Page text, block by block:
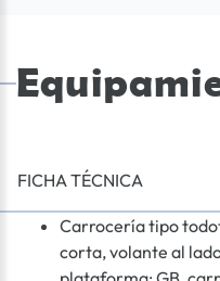
FICHA TÉCNICA
Carrocería tipo
corta, volante al